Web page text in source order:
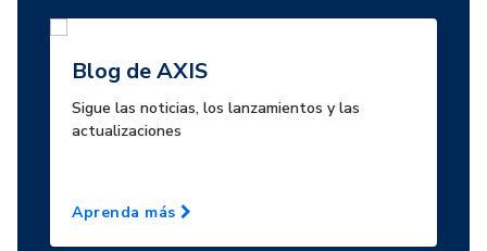
Blog de AXIS
Sigue las noticias, los lanzamientos y las
actualizaciones
Aprenda más